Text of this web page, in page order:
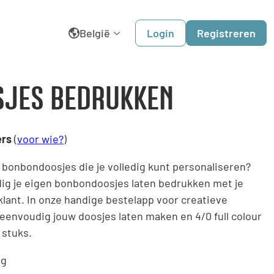
België
Belgique
Deutschland
España
Login Registreren
BEDRUKKEN
(voor wie?)
die je volledig kunt personaliseren?
je eigen bonbondoosjes laten bedrukken met je
In onze handige bestelapp voor creatieve
jouw doosjes laten maken en 4/0 full colour
stuks.